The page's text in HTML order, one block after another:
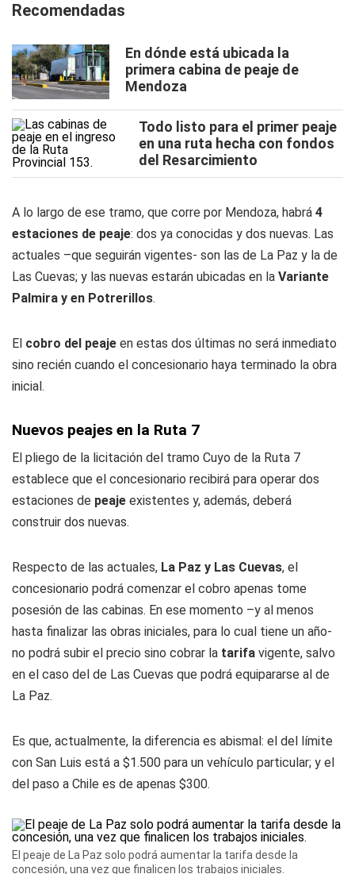
Recomendadas
En dónde está ubicada la
primera cabina de peaje de
Mendoza
Todo listo para el primer peaje
en una ruta hecha con fondos
del Resarcimiento
A lo largo de ese tramo, que corre por Mendoza, habrá 4
estaciones de peaje: dos ya conocidas y dos nuevas. Las
actuales –que seguirán vigentes- son las de La Paz y la de
Las Cuevas; y las nuevas estarán ubicadas en la Variante
Palmira y en Potrerillos.
El cobro del peaje en estas dos últimas no será inmediato
sino recién cuando el concesionario haya terminado la obra
inicial.
Nuevos peajes en la Ruta 7
El pliego de la licitación del tramo Cuyo de la Ruta 7
establece que el concesionario recibirá para operar dos
estaciones de peaje existentes y, además, deberá
construir dos nuevas.
Respecto de las actuales, La Paz y Las Cuevas, el
concesionario podrá comenzar el cobro apenas tome
posesión de las cabinas. En ese momento –y al menos
hasta finalizar las obras iniciales, para lo cual tiene un año-
no podrá subir el precio sino cobrar la tarifa vigente, salvo
en el caso del de Las Cuevas que podrá equipararse al de
La Paz.
Es que, actualmente, la diferencia es abismal: el del límite
con San Luis está a $1.500 para un vehículo particular; y el
del paso a Chile es de apenas $300.
El peaje de La Paz solo podrá aumentar la tarifa desde la
concesión, una vez que finalicen los trabajos iniciales.